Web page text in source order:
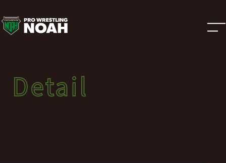
試
合
結
果
Detail
試合結果
Detail